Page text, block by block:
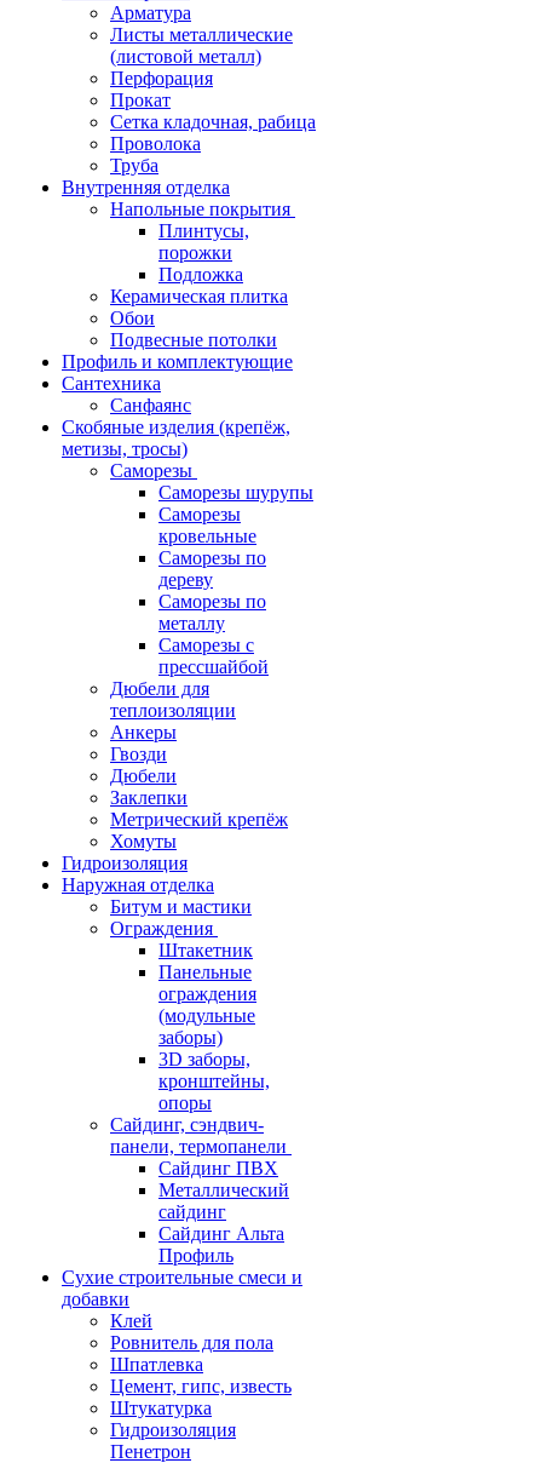
Арматура
Листы металлические
(листовой металл)
Перфорация
Прокат
Сетка кладочная, рабица
Проволока
Труба
Внутренняя отделка
Напольные покрытия
Плинтусы,
порожки
Подложка
Керамическая плитка
Обои
Подвесные потолки
Профиль и комплектующие
Сантехника
Санфаянс
Скобяные изделия (крепёж,
метизы, тросы)
Саморезы
Саморезы шурупы
Саморезы
кровельные
Саморезы по
дереву
Саморезы по
металлу
Саморезы с
прессшайбой
Дюбели для
теплоизоляции
Анкеры
Гвозди
Дюбели
Заклепки
Метрический крепёж
Хомуты
Гидроизоляция
Наружная отделка
Битум и мастики
Ограждения
Штакетник
Панельные
ограждения
(модульные
заборы)
3D заборы,
кронштейны,
опоры
Cайдинг, сэндвич-
панели, термопанели
Сайдинг ПВХ
Металлический
сайдинг
Сайдинг Альта
Профиль
Сухие строительные смеси и
добавки
Клей
Ровнитель для пола
Шпатлевка
Цемент, гипс, известь
Штукатурка
Гидроизоляция
Пенетрон